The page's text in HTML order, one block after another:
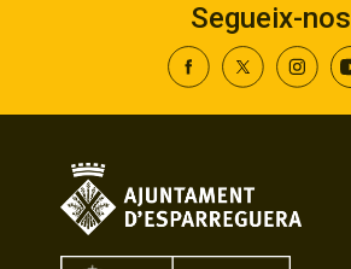
Segueix-nos